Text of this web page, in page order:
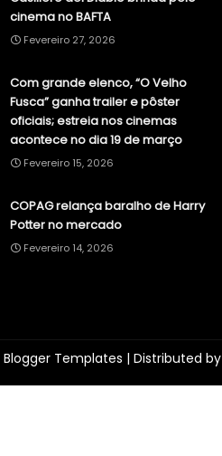
cinema no BAFTA
Fevereiro 27, 2026
Com grande elenco, “O Velho
Fusca” ganha trailer e pôster
oficiais; estreia nos cinemas
acontece no dia 19 de março
Fevereiro 15, 2026
COPAG relança baralho de Harry
Potter no mercado
Fevereiro 14, 2026
Blogger Templates | Distributed by